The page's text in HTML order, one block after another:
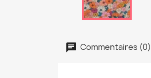
Commentaires (0)